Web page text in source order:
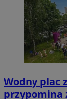
Wodny plac
przypomina